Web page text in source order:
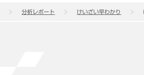
分析レポート けいざい早わかり